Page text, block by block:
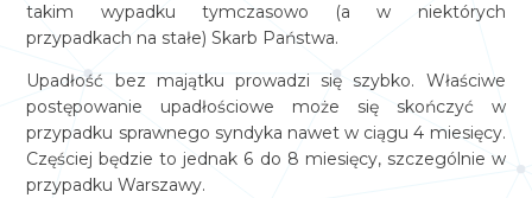
takim wypadku tymczasowo (a w niektórych
przypadkach na stałe) Skarb Państwa.
Upadłość bez majątku prowadzi się szybko. Właściwe
postępowanie upadłościowe może się skończyć w
przypadku sprawnego syndyka nawet w ciągu 4 miesięcy.
Częściej będzie to jednak 6 do 8 miesięcy, szczególnie w
przypadku Warszawy.